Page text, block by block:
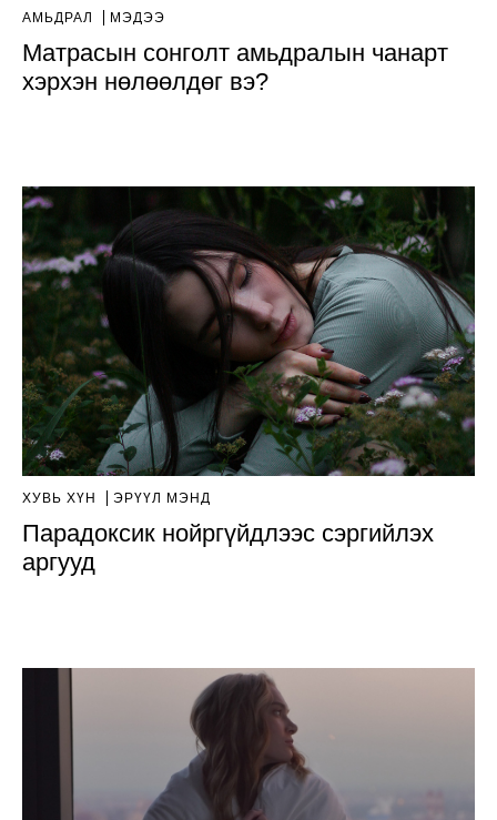
АМЬДРАЛ МЭДЭЭ
Матрасын сонголт амьдралын чанарт
хэрхэн нөлөөлдөг вэ?
ХУВЬ ХҮН ЭРҮҮЛ МЭНД
Парадоксик нойргүйдлээс сэргийлэх
аргууд